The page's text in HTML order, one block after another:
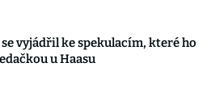
vyjádřil ke spekulacím, které ho
u Haasu